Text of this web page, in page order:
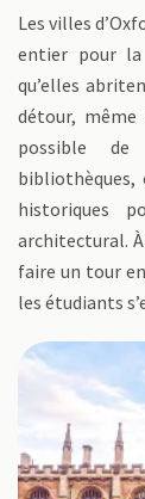
Les villes
entier pour la
qu’elles
détour,
possible
bibliothèques,
historiques
architectural.
faire un tour
les étudiants